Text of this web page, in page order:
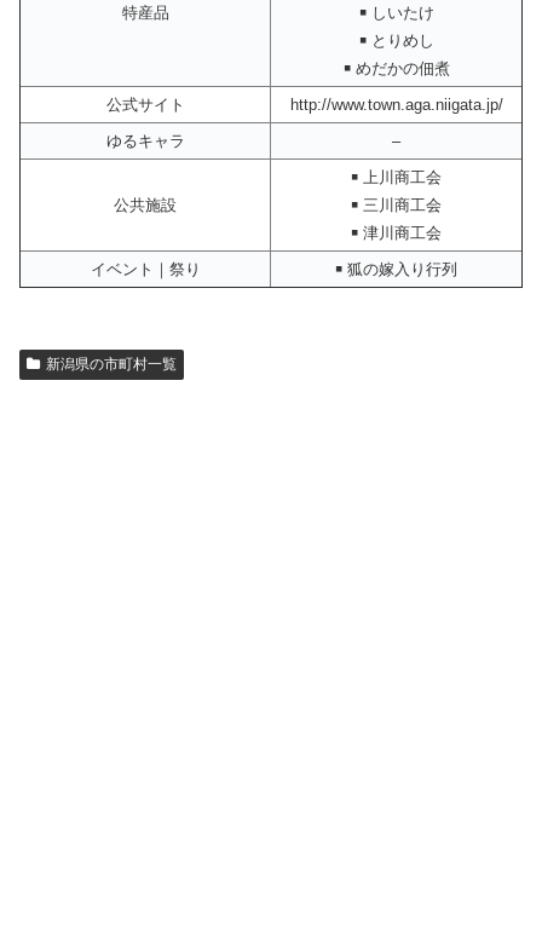
特産品
￭ しいたけ
￭ とりめし
￭ めだかの佃煮
公式サイト
http://www.town.aga.niigata.jp/
ゆるキャラ
–
公共施設
￭ 上川商工会
￭ 三川商工会
￭ 津川商工会
イベント｜祭り
￭ 狐の嫁入り行列
新潟県の市町村一覧